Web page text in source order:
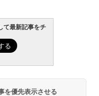
て最新記事をチ
を優先表示させる